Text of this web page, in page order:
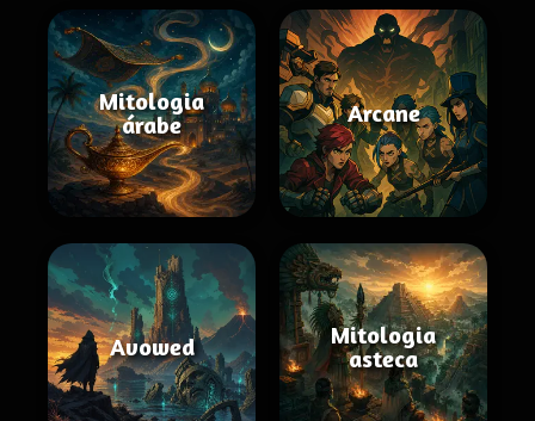
Mitologia
árabe
Arcane
Avowed
Mitologia
asteca